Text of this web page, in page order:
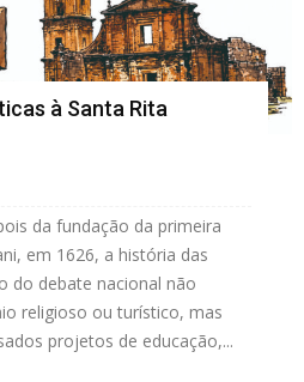
à Santa Rita
da fundação da primeira
em 1626, a história das
do debate nacional não
religioso ou turístico, mas
projetos de educação,...